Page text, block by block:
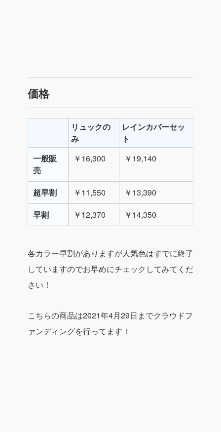
価格
リュックの
み
レインカバーセッ
ト
一般販
売
￥16,300 ￥19,140
超早割 ￥11,550
￥13,390
早割
￥12,370 ￥14,350
各カラー早割がありますが人気色はすでに終了
していますのでお早めにチェックしてみてくだ
さい！
こちらの商品は2021年4月29日までクラウドフ
ァンディングを行ってます！